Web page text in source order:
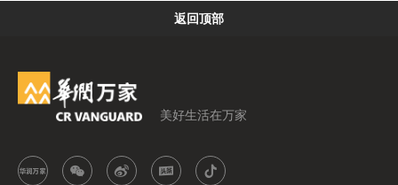
返回顶部
美好生活在万家